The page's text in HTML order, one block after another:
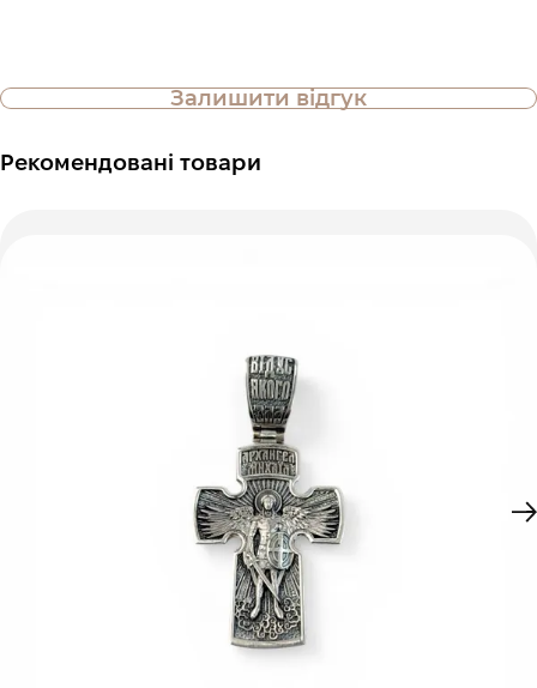
Залишити відгук
Рекомендовані товари